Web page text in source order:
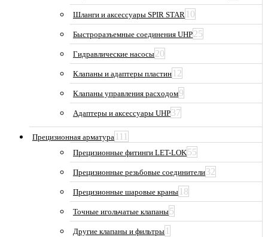
Шланги и аксессуары SPIR STAR 10
Быстроразъемные соединения UHP25
Гидравлические насосы20
Клапаны и адаптеры пластин 12
Клапаны управления расходом9
Адаптеры и аксессуары UHP37
Прецизионная арматура 111
Прецизионные фитинги LET-LOK55
Прецизионные резьбовые соединители32
Прецизионные шаровые краны 18
Точные игольчатые клапаны5
Другие клапаны и фильтры 1